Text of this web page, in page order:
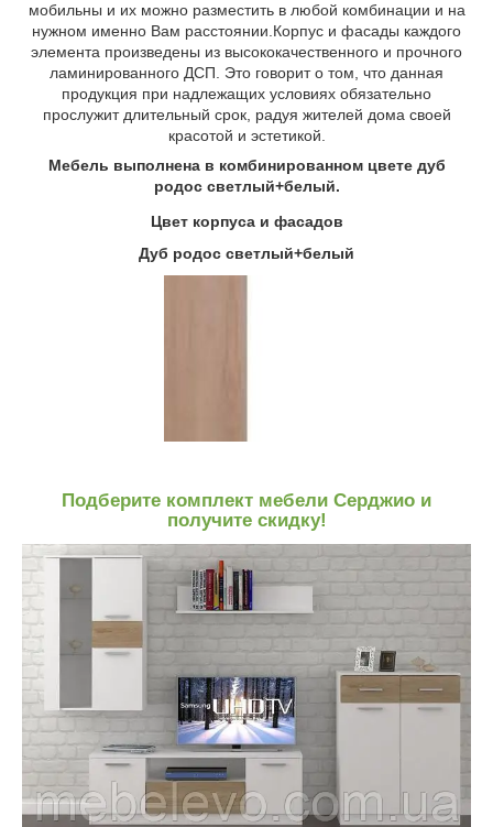
мобильны и их можно разместить в любой комбинации и на
нужном именно Вам расстоянии.Корпус и фасады каждого
элемента произведены из высококачественного и прочного
ламинированного ДСП. Это говорит о том, что данная
продукция при надлежащих условиях обязательно
прослужит длительный срок, радуя жителей дома своей
красотой и эстетикой.
Мебель выполнена в комбинированном цвете дуб
родос светлый+белый.
Цвет корпуса и фасадов
Дуб родос светлый+белый
Подберите комплект мебели Серджио и
получите скидку!